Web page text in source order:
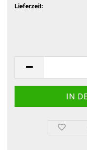
Lieferzeit: